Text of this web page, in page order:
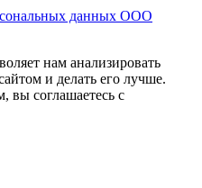
данных ООО
нам анализировать
и делать его лучше.
вы соглашаетесь с